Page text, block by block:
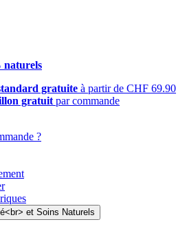
naturels
gratuite à partir de CHF 69.90
gratuit par commande
?